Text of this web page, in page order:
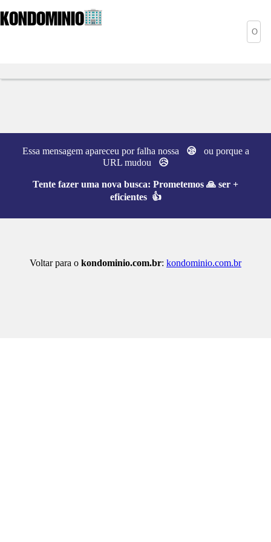
KONDOMINIO
Essa mensagem apareceu por falha nossa 😪
ou porque a
URL mudou 😥
Tente fazer uma nova busca: Prometemos 🙏 ser +
eficientes 👍
Voltar para o kondominio.com.br: kondominio.com.br